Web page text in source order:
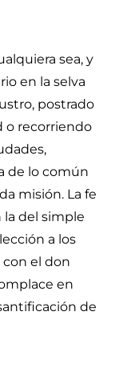
sea, y
en la selva
postrado
o recorriendo
de lo común
misión. La fe
la del simple
a los
con el don
en
de